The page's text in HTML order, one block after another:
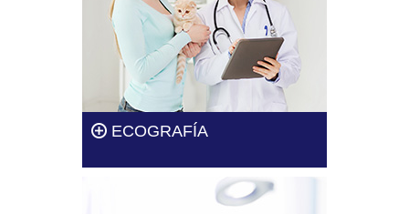
ECOGRAFÍA
Una ecografía es un proceso
rápido, sin embargo, solo debe
ser hecho por un veterinario.